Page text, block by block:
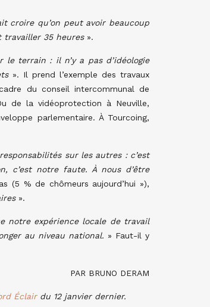
croire qu’on peut avoir beaucoup
travailler 35 heures».
le terrain : il n’y a pas d’idéologie
». Il prend l’exemple des travaux
du conseil intercommunal de
de la vidéoprotection à Neuville,
parlementaire. À Tourcoing,
sur les autres : c’est
c’est notre faute. À nous d’être
(5 % de chômeurs aujourd’hui »),
».
notre expérience locale de travail
au niveau national. » Faut-il y
PAR BRUNO DERAM
Éclairdu 12 janvier dernier.